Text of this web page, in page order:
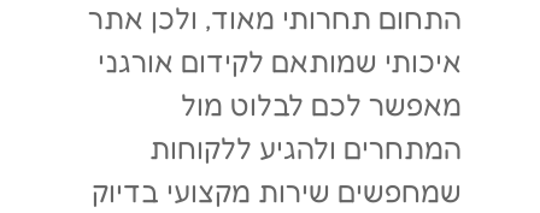
התחום תחרותי מאוד, ולכן אתר
איכותי שמותאם לקידום אורגני
מאפשר לכם לבלוט מול
המתחרים ולהגיע ללקוחות
שמחפשים שירות מקצועי בדיוק